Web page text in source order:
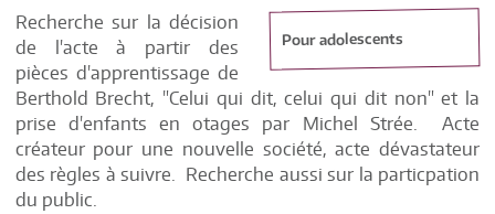
Pour adolescents
Recherche sur la décision
de l'acte à partir des
pièces d'apprentissage de
Berthold Brecht, "Celui qui dit, celui qui dit non" et la
prise d'enfants en otages par Michel Strée. Acte
créateur pour une nouvelle société, acte dévastateur
des règles à suivre. Recherche aussi sur la particpation
du public.